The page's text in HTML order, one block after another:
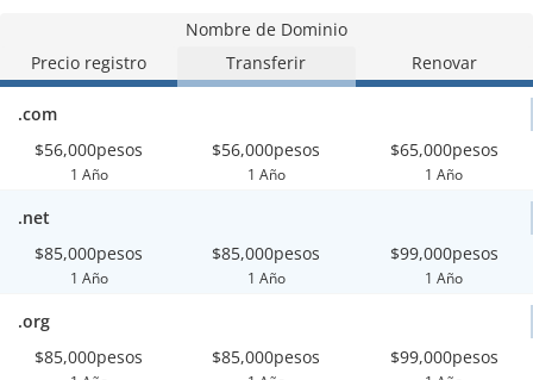
Nombre de Dominio
Precio registro
Transferir Renovar
.com
$56,000pesos
1 Año
$56,000pesos
1 Año
$65,000pesos
1 Año
.net
$85,000pesos
1 Año
$85,000pesos
1 Año
$99,000pesos
1 Año
.org
$85,000pesos
$85,000pesos $99,000pesos